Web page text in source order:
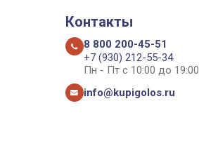
Контакты
8 800 200-45-51
+7 (930) 212-55-34
Пн - Пт с 10:00 до 19:00
info@kupigolos.ru